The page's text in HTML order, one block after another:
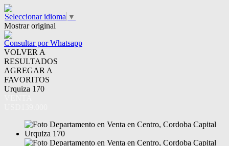
Seleccionar idioma ▼
Mostrar original
Consultar por Whatsapp
VOLVER A
RESULTADOS
AGREGAR A
FAVORITOS
Urquiza 170